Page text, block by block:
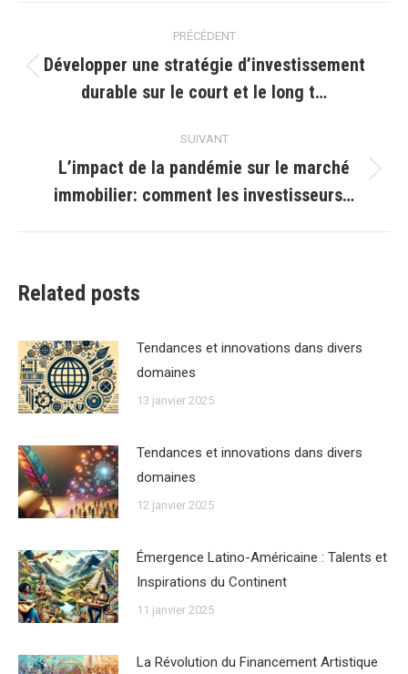
article
PRÉCÉDENT
Article
précédent
Développer une stratégie d’investissement
durable sur le court et le long t…
SUIVANT
suivant
:
L’impact de la pandémie sur le marché
immobilier: comment les investisseurs…
Related posts
Tendances et innovations dans divers
domaines
13 janvier 2025
Tendances et innovations dans divers
domaines
12 janvier 2025
Émergence Latino-Américaine : Talents et
Inspirations du Continent
11 janvier 2025
La Révolution du Financement Artistique